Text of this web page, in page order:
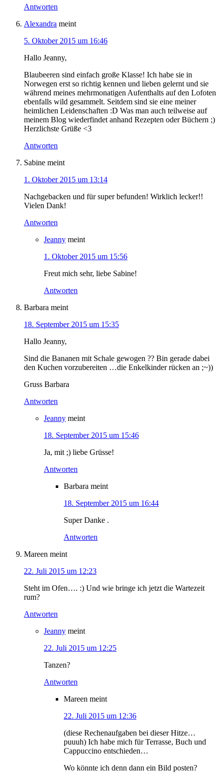
Antworten
Alexandra meint
5. Oktober 2015 um 16:46
Hallo Jeanny,
Blaubeeren sind einfach große Klasse! Ich habe sie in
Norwegen erst so richtig kennen und lieben gelernt und sie
während meines mehrmonatigen Aufenthalts auf den Lofoten
ebenfalls wild gesammelt. Seitdem sind sie eine meiner
heimlichen Leidenschaften :D Was man auch teilweise auf
meinem Blog wiederfindet anhand Rezepten oder Büchern ;)
Herzlichste Grüße <3
Antworten
Sabine meint
1. Oktober 2015 um 13:14
Nachgebacken und für super befunden! Wirklich lecker!!
Vielen Dank!
Antworten
Jeanny meint
1. Oktober 2015 um 15:56
Freut mich sehr, liebe Sabine!
Antworten
Barbara meint
18. September 2015 um 15:35
Hallo Jeanny,
Sind die Bananen mit Schale gewogen ?? Bin gerade dabei
den Kuchen vorzubereiten …die Enkelkinder rücken an ;~))
Gruss Barbara
Antworten
Jeanny meint
18. September 2015 um 15:46
Ja, mit ;) liebe Grüsse!
Antworten
Barbara meint
18. September 2015 um 16:44
Super Danke .
Antworten
Mareen meint
22. Juli 2015 um 12:23
Steht im Ofen…. :) Und wie bringe ich jetzt die Wartezeit
rum?
Antworten
Jeanny meint
22. Juli 2015 um 12:25
Tanzen?
Antworten
Mareen meint
22. Juli 2015 um 12:36
(diese Rechenaufgaben bei dieser Hitze…
puuuh) Ich habe mich für Terrasse, Buch und
Cappuccino entschieden…
Wo könnte ich denn dann ein Bild posten?